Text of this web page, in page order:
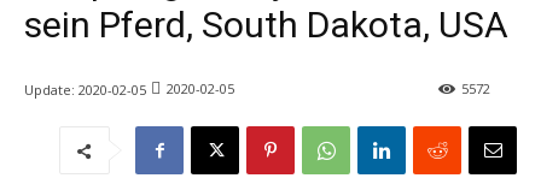
sein Pferd, South Dakota, USA
Update: 2020-02-05 2020-02-05 5572